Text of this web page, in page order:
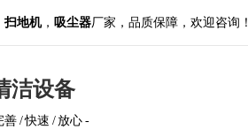
扫地机， 吸尘器厂家，品质保障，欢迎咨询！
洁设备
善 / 快速 / 放心 -